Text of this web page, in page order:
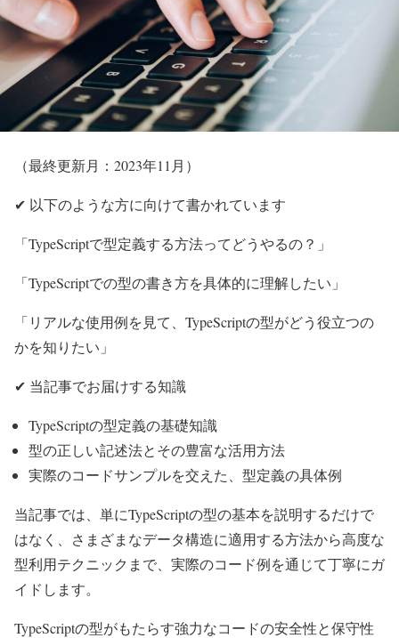
（最終更新月：2023年11月）
✔ 以下のような方に向けて書かれています
「TypeScriptで型定義する方法ってどうやるの？」
「TypeScriptでの型の書き方を具体的に理解したい」
「リアルな使用例を見て、TypeScriptの型がどう役立つの
かを知りたい」
✔ 当記事でお届けする知識
TypeScriptの型定義の基礎知識
型の正しい記述法とその豊富な活用方法
実際のコードサンプルを交えた、型定義の具体例
当記事では、単にTypeScriptの型の基本を説明するだけで
はなく、さまざまなデータ構造に適用する方法から高度な
型利用テクニックまで、実際のコード例を通じて丁寧にガ
イドします。
TypeScriptの型がもたらす強力なコードの安全性と保守性